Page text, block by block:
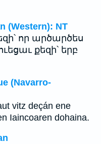
(Western): NT
որ արծարծես
քեզի՝ երբ
(Navarro-
vitz deçán ene
Iaincoaren dohaina.